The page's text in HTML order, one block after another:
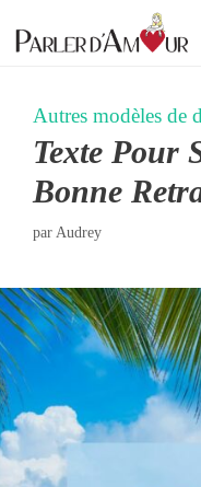
au
Autres modèles de
Texte Pour
Bonne
par Audrey